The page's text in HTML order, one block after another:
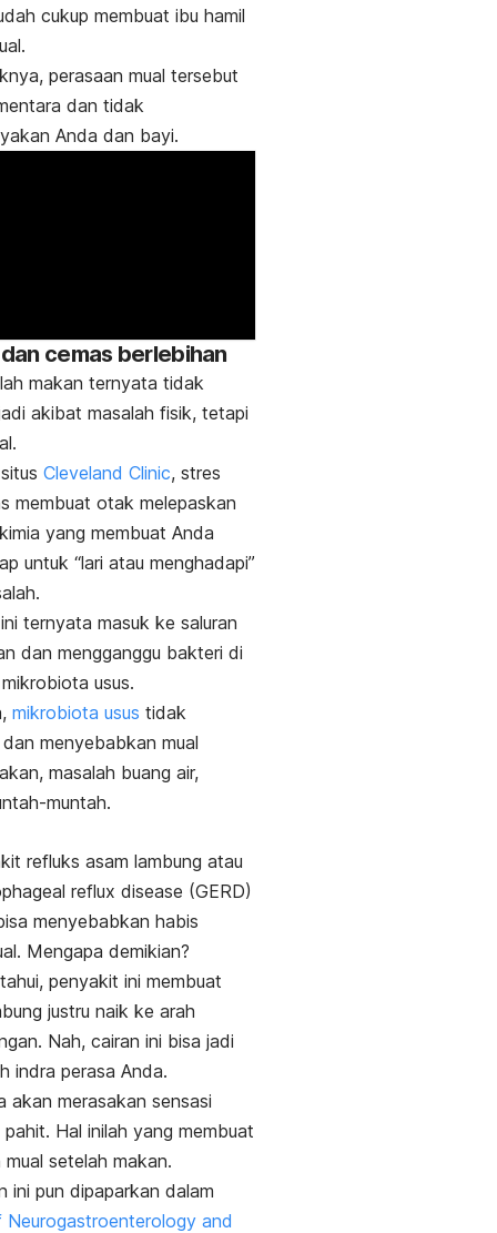
cukup membuat ibu hamil
perasaan mual tersebut
dan tidak
Anda dan bayi.
cemas berlebihan
makan ternyata tidak
akibat masalah fisik, tetapi
Cleveland Clinic, stres
membuat otak melepaskan
yang membuat Anda
untuk “lari atau menghadapi”
ternyata masuk ke saluran
dan mengganggu bakteri di
usus.
mikrobiota usus tidak
menyebabkan mual
masalah buang air,
muntah.
refluks asam lambung atau
reflux disease (GERD)
menyebabkan habis
Mengapa demikian?
penyakit ini membuat
justru naik ke arah
Nah, cairan ini bisa jadi
indra perasa Anda.
akan merasakan sensasi
Hal inilah yang membuat
setelah makan.
ini pun dipaparkan dalam
Neurogastroenterology and